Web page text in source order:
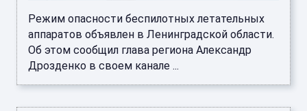
Режим опасности беспилотных летательных
аппаратов объявлен в Ленинградской области.
Об этом сообщил глава региона Александр
Дрозденко в своем канале ...